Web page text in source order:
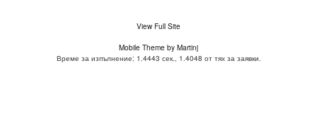
View Full Site
Mobile Theme by Martinj
Време за изпълнение: 1.4443 сек., 1.4048 от тях за заявки.